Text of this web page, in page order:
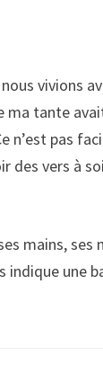
vivions
ma tante
n’est pas
des vers à
mains,
indique une